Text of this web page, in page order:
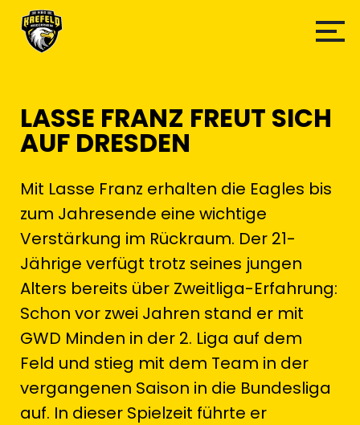
LASSE FRANZ FREUT SICH
AUF DRESDEN
Mit Lasse Franz erhalten die Eagles bis
zum Jahresende eine wichtige
Verstärkung im Rückraum. Der 21-
Jährige verfügt trotz seines jungen
Alters bereits über Zweitliga-Erfahrung:
Schon vor zwei Jahren stand er mit
GWD Minden in der 2. Liga auf dem
Feld und stieg mit dem Team in der
vergangenen Saison in die Bundesliga
auf. In dieser Spielzeit führte er